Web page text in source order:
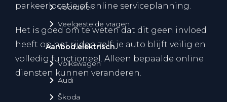
Voordelen
Veelgestelde vragen
Aanbod elektrisch
Volkswagen
Audi
Škoda
parkeerlocatie of online serviceplanning.
Het is goed om te weten dat dit geen invloed
heeft op het rijden zelf: je auto blijft veilig en
volledig functioneel. Alleen bepaalde online
diensten kunnen veranderen.